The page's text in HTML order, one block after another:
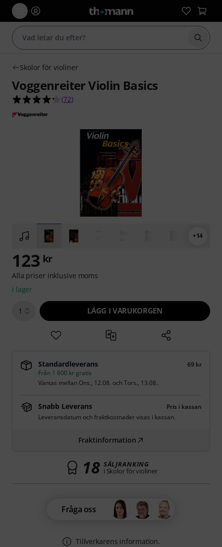
Börja
Skolor för violiner
Voggenreiter Violin Basics
4.3 av 5 stjärnor från 72 kundbetyg
(72)
+14
123 kr
Alla priser inklusive moms
i lager
1 LÄGG I VARUKORGEN
Standardleverans
69 kr
Från 1 600 kr gratis
Väntas mellan Ons., 12.08. ochTors., 13.08..
Snabb Leverans
Pris i kassan
Leveransdatum och fraktkostnader visas i kassan.
Fraktinformation
18 SÄLJRANKING
i Skolor för violiner
Fråga oss
Tillverkarens information.